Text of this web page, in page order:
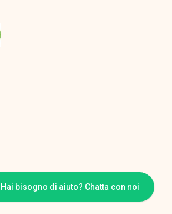
Hai bisogno di aiuto? Chatta con noi